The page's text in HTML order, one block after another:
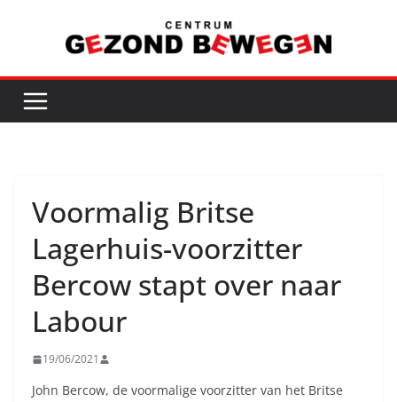
inhoud
Voormalig Britse
Lagerhuis-voorzitter
Bercow stapt over naar
Labour
19/06/2021
John Bercow, de voormalige voorzitter van het Britse